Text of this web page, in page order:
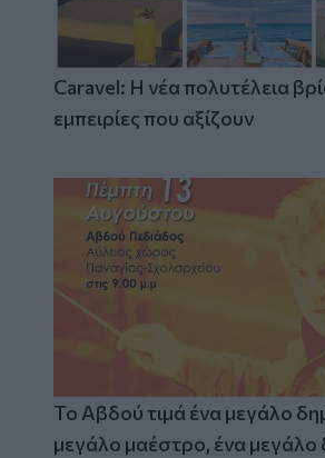
Caravel: Η νέα πολυτέλεια
εμπειρίες που αξίζουν
Το Αβδού τιμά ένα μεγάλο
μεγάλο μαέστρο, ένα